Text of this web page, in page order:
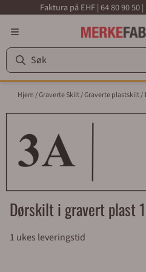
Hopp til innholdFaktura på EHF | 64 80 90
Hjem/Graverte Skilt/Graverte plastskilt/
Dørskilt i gravert plast
1 ukes leveringstid